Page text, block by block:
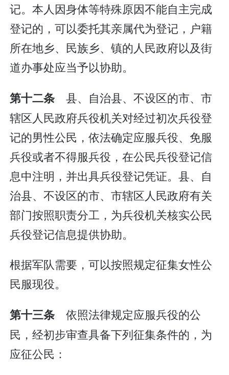
记。本人因身体等特殊原因不能自主完成
登记的，可以委托其亲属代为登记，户籍
所在地乡、民族乡、镇的人民政府以及街
道办事处应当予以协助。
第十二条 县、自治县、不设区的市、市
辖区人民政府兵役机关对经过初次兵役登
记的男性公民，依法确定应服兵役、免服
兵役或者不得服兵役，在公民兵役登记信
息中注明，并出具兵役登记凭证。县、自
治县、不设区的市、市辖区人民政府有关
部门按照职责分工，为兵役机关核实公民
兵役登记信息提供协助。
根据军队需要，可以按照规定征集女性公
民服现役。
第十三条 依照法律规定应服兵役的公
民，经初步审查具备下列征集条件的，为
应征公民：